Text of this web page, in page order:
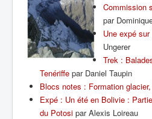
Commission
par
Une expé
Ungerer
Trek :
Tenériffe par Daniel Taupin
Blocs notes : Formation
Expé : Un été en Bolivie :
du Potosi par Alexis Loireau